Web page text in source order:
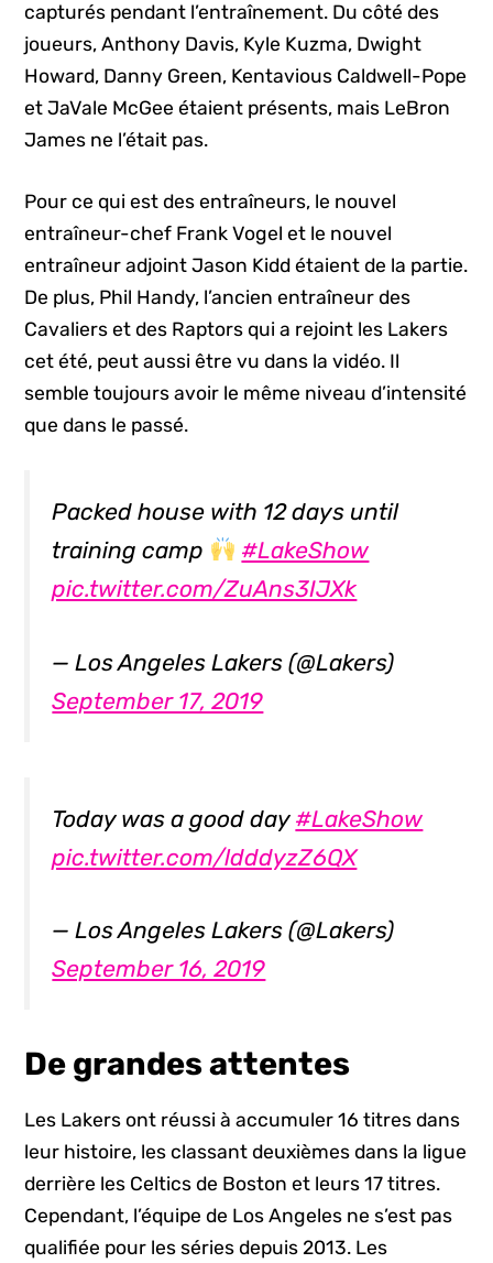
capturés pendant l’entraînement. Du côté des
joueurs, Anthony Davis, Kyle Kuzma, Dwight
Howard, Danny Green, Kentavious Caldwell-Pope
et JaVale McGee étaient présents, mais LeBron
James ne l’était pas.
Pour ce qui est des entraîneurs, le nouvel
entraîneur-chef Frank Vogel et le nouvel
entraîneur adjoint Jason Kidd étaient de la partie.
De plus, Phil Handy, l’ancien entraîneur des
Cavaliers et des Raptors qui a rejoint les Lakers
cet été, peut aussi être vu dans la vidéo. Il
semble toujours avoir le même niveau d’intensité
que dans le passé.
Packed house with 12 days until
training camp
#LakeShow
pic.twitter.com/ZuAns3IJXk
— Los Angeles Lakers (@Lakers)
September 17, 2019
Today was a good day #LakeShow
pic.twitter.com/ldddyzZ6QX
— Los Angeles Lakers (@Lakers)
September 16, 2019
De grandes attentes
Les Lakers ont réussi à accumuler 16 titres dans
leur histoire, les classant deuxièmes dans la ligue
derrière les Celtics de Boston et leurs 17 titres.
Cependant, l’équipe de Los Angeles ne s’est pas
qualifiée pour les séries depuis 2013. Les